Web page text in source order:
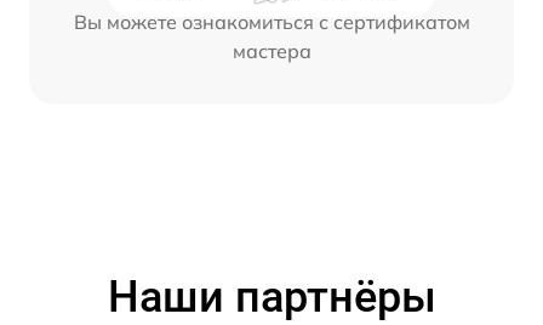
Вы можете ознакомиться с сертификатом
мастера
Наши партнёры